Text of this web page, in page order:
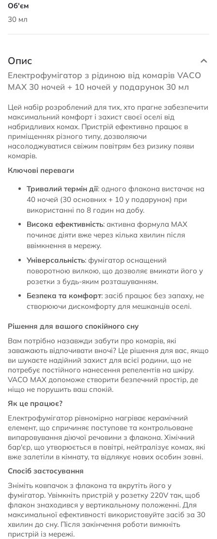
30 мл
Опис
Електрофумігатор з рідиною від комарів VACO
MAX 30 ночей + 10 ночей у подарунок 30 мл
Цей набір розроблений для тих, хто прагне забезпечити
максимальний комфорт і захист своєї оселі від
набридливих комах. Пристрій ефективно працює в
приміщеннях різного типу, дозволяючи
насолоджуватися свіжим повітрям без ризику появи
комарів.
Ключові переваги
Тривалий термін дії: одного флакона вистачає на
40 ночей (30 основних + 10 у подарунок) при
використанні по 8 годин на добу.
Висока ефективність: активна формула MAX
починає діяти вже через кілька хвилин після
ввімкнення в мережу.
Універсальність: фумігатор оснащений
поворотною вилкою, що дозволяє вмикати його у
розетки з будь-яким розташуванням.
Безпека та комфорт: засіб працює без запаху, не
створюючи дискомфорту для мешканців оселі.
Рішення для вашого спокійного сну
Вам потрібно назавжди забути про комарів, які
заважають відпочивати вночі? Це рішення для вас, якщо
ви шукаєте надійний захист для всієї родини, що не
потребує постійного нанесення репелентів на шкіру.
VACO MAX допоможе створити безпечний простір, де
ніщо не порушить ваш спокій.
Як це працює?
Електрофумігатор рівномірно нагріває керамічний
елемент, що спричиняє поступове та контрольоване
випаровування діючої речовини з флакона. Хімічний
бар'єр, що утворюється в повітрі, нейтралізує комах, які
вже залетіли в кімнату, та відлякує нових особин зовні.
Спосіб застосування
Зніміть ковпачок з флакона та вкрутіть його у
фумігатор. Увімкніть пристрій у розетку 220V так, щоб
флакон знаходився у вертикальному положенні. Для
максимальної ефективності використовуйте засіб за 30
хвилин до сну. Після закінчення роботи вимкніть
пристрій із мережі.